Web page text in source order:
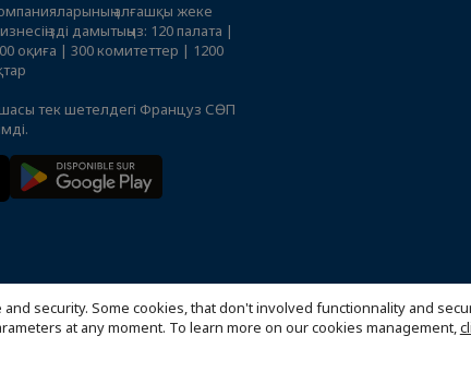
security. Some cookies, that don't involved functionnality and
at any moment. To learn more on our cookies management,
алғашқы жеке
дамытыңыз: 120 палата |
оқиға | 300 комитеттер | 1200
тек шетелдегі Француз СӨП